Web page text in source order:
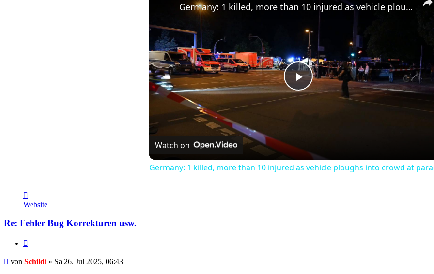
Play
Germany: 1 killed, more than 10 injured as vehicle ploughs into crowd at parade in Berlin.
Watch on
Germany: 1 killed, more than 10 injured as vehicle ploughs into crowd at
von
Schildi
Website
Re: Fehler Bug Korrekturen usw.
Beitrag
von Schildi » Sa 26. Jul 2025, 06:43